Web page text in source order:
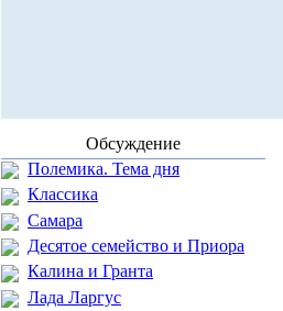
Обсуждение
Полемика. Тема дня
Классика
Самара
Десятое семейство и Приора
Калина и Гранта
Лада Ларгус